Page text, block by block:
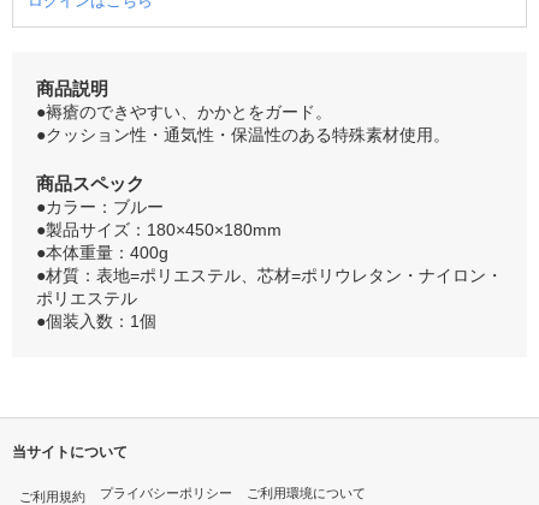
商品説明
●褥瘡のできやすい、かかとをガード。
●クッション性・通気性・保温性のある特殊素材使用。
商品スペック
●カラー：ブルー
●製品サイズ：180×450×180mm
●本体重量：400g
●材質：表地=ポリエステル、芯材=ポリウレタン・ナイロン・
ポリエステル
●個装入数：1個
当サイトについて
ご利用規約 プライバシーポリシー ご利用環境について